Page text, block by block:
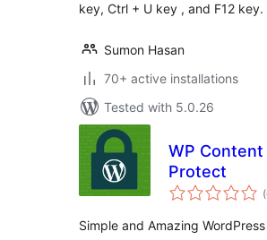
key, Ctrl + U key , and F12 key.
Sumon Hasan
70+ active installations
Tested with 5.0.26
WP Content
Protect
Simple and Amazing